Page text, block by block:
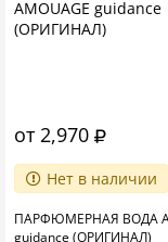
от 2,970
Нет в наличии
ПАРФЮМЕРНАЯ ВОДА
guidance (ОРИГИНАЛ)